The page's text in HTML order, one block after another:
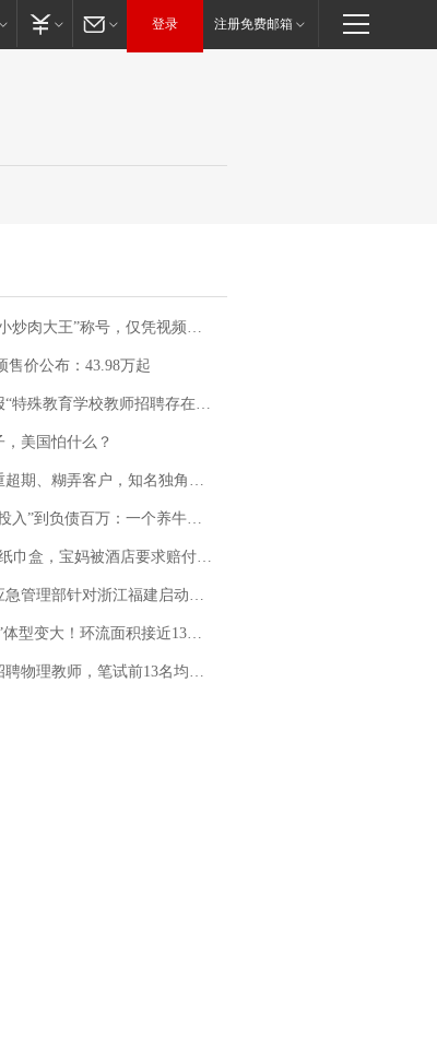
登录 注册免费邮箱
”称号，仅凭视频评出？中国烹饪协会回应
售价公布：43.98万起
教师招聘存在违规行为”：已启动问责程序 副校长被停职
美国怕什么？
创始人回应：都没证据，将依法采取措施，“本人长期与美国交管局保持沟通，对方表示肯定”
：一个养牛项目崩盘后，谁该为农户的贷款买单丨红星调查
要求赔付924元！三亚一酒店回复：骨瓷定制！网友一查价格，吵翻了
针对浙江福建启动防汛防台风四级应急响应
变大！环流面积接近13个浙江那么大
前13名均遭淘汰？教育局：已叫停招聘，成立调查组全面核查